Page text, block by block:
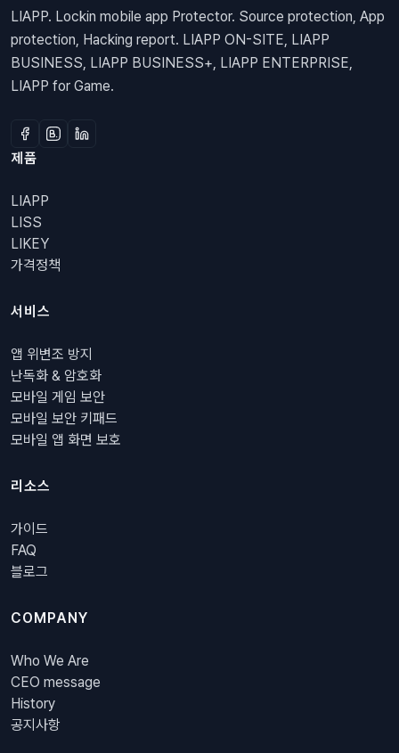
LIAPP. Lockin mobile app Protector. Source protection, App
protection, Hacking report. LIAPP ON-SITE, LIAPP
BUSINESS, LIAPP BUSINESS+, LIAPP ENTERPRISE,
LIAPP for Game.
제품
LIAPP
LISS
LIKEY
가격정책
서비스
앱 위변조 방지
난독화 & 암호화
모바일 게임 보안
모바일 보안 키패드
모바일 앱 화면 보호
리소스
가이드
FAQ
블로그
COMPANY
Who We Are
CEO message
History
공지사항